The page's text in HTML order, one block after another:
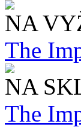
NA
The
NA
The